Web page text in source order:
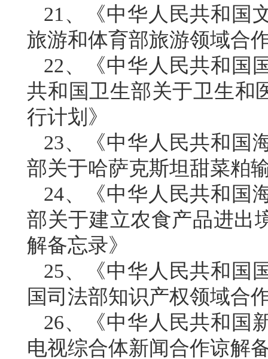
21、《中华人民共和国
旅游和体育部旅游领域合
22、《中华人民共和国
共和国卫生部关于卫生和
行计划》
23、《中华人民共和国
部关于哈萨克斯坦甜菜粕
24、《中华人民共和国
部关于建立农食产品进出
解备忘录》
25、《中华人民共和国
国司法部知识产权领域合
26、《中华人民共和国
电视综合体新闻合作谅解